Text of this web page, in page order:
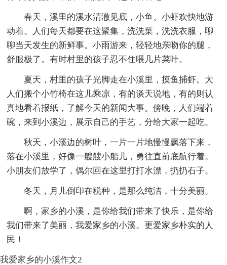
春天，溪里的溪水清澈见底，小鱼、小虾欢快地游
动着。人们每天都要在这聚集，洗洗菜，洗洗衣服，聊
聊当天发生的新鲜事。小雨游来，轻轻地亲吻你的腿，
舒服极了。有时村里的孩子忍不住喂几片菜叶。
夏天，村里的孩子光脚走在小溪里，摸鱼捕虾。大
人们搬个小竹椅在这儿乘凉，有的谈天说地，有的则认
真地看着报纸，了解今天的新闻大事。傍晚，人们端着
碗，来到小溪边，展示自己的手艺，分给大家一起吃。
秋天，小溪边的树叶，一片一片地慢慢飘落下来，
落在小溪里，好像一艘艘小船儿，勇往直前底航行着。
小朋友们放学了，偶尔回在这里打打水漂，扔扔石子。
冬天，月儿倒印在税种，是那么纯洁，十分美丽。
啊，家乡的小溪，是你给我们带来了快乐，是你给
我们带来了美丽，我爱家乡的小溪。更爱家乡朴实的人
民！
我爱家乡的小溪作文2